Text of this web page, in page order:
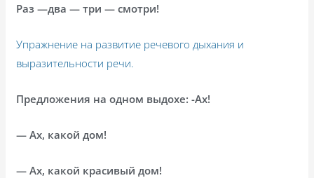
Раз —два — три — смотри!
Упражнение на развитие речевого дыхания и
выразительности речи.
Предложения на одном выдохе: -Ах!
— Ах, какой дом!
— Ах, какой красивый дом!